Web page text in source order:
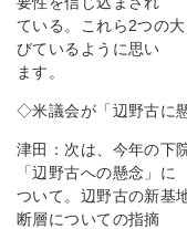
ている。これら2つの
びているように思い
ます。
◇米議会が「辺野古に懸
津田：次は、今年の下
「辺野古への懸念」に
ついて。辺野古の新基
断層についての指摘